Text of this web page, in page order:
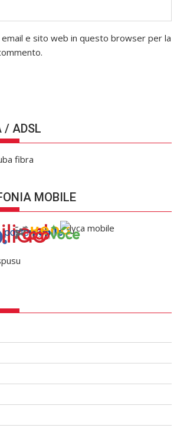
email e sito web in questo browser per la
/ ADSL
MOBILE